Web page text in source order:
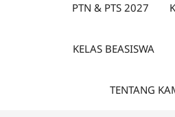
PTN & PTS 2027
KELAS BEASISWA
TENTANG